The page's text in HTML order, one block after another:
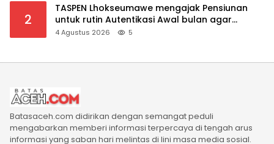
2
TASPEN Lhokseumawe mengajak Pensiunan
untuk rutin Autentikasi Awal bulan agar
Manfaat Pensiun tetap Lancar
4 Agustus 2026 5
Batasaceh.com didirikan dengan semangat peduli
mengabarkan memberi informasi terpercaya di tengah arus
informasi yang saban hari melintas di lini masa media sosial.